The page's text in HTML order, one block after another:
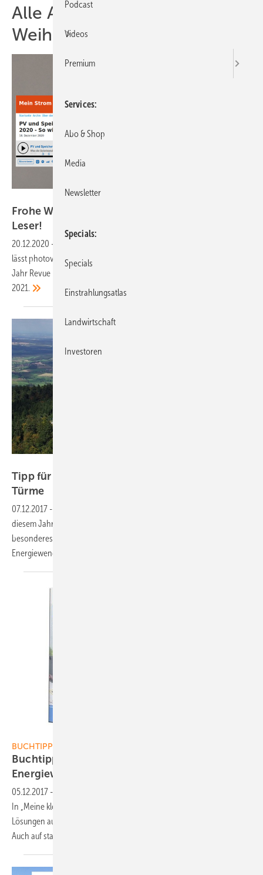
Alle Artikel zum Thema
Weihnacht
Frohe Weihnachten für alle Leserinnen und
Leser!
20.12.2020 -
lässt photovoltaik-Chefredakteur Heiko Schwarzburger ein seltsames
Jahr Revue passieren. Gemeinsam wagen sie einen Ausblick auf
2021.
Tipp für Weihnachten (4): Das Labor der zwei
Türme
07.12.2017 -
diesem Jahr gibt es für Ihre Lieben, Geschäftspartner und Kunden ein
besonderes Präsent: Der Roman „Zen Solar“ ist das Buch zur
Energiewende. Hören Sie rein oder lesen Sie einen
BUCHTIPPS ZU WEIHNACHTEN
Buchtipp zu Weihnachten: Meine kleine
Energiewende
05.12.2017 -
In „Meine kleine Energiewende“ werden moderne und langfristige
Lösungen aufgezeigt, mit deren Hilfe Sie auf lange Sicht Geld sparen.
Auch auf staatliche Förderungen wird
Podcast
Videos
Premium
Services
Abo & Shop
Media
Newsletter
Specials
Specials
Einstrahlungsatlas
Landwirtschaft
Investoren